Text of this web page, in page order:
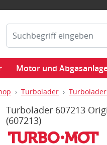
Motor und
Turbolader
Turbolader 607213
(607213)